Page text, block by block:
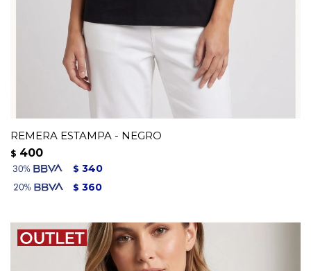
REMERA ESTAMPA - NEGRO
$ 400
$ 340
$ 360